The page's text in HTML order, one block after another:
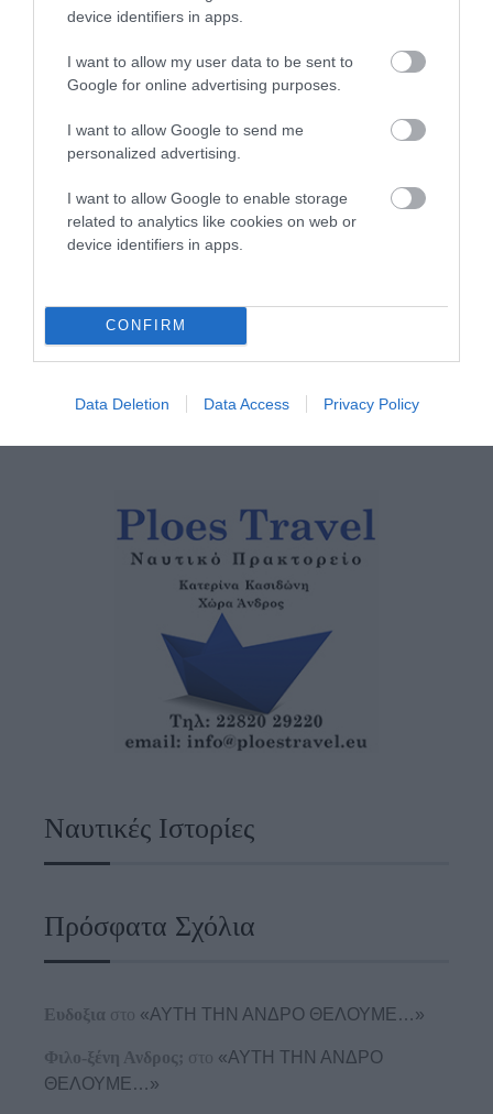
device identifiers in apps.
I want to allow my user data to be sent to
Google for online advertising purposes.
I want to allow Google to send me
personalized advertising.
I want to allow Google to enable storage
related to analytics like cookies on web or
device identifiers in apps.
CONFIRM
Data Deletion Data Access Privacy Policy
ΦΕΣΤΙΒΑΛ ΑΝΔΡΟΥ: Ένα
Μπέκετ
07/08/2026
ΤΟ ΜΕΓΑΛΥΤΕΡΟ
Του Σωτήρος στην Άρνη!…
Μια επίκαιρη ανάλυση για
το λιμάνι της Ραφήνας…
06/08/2026
Ναυτικές Ιστορίες
Πρόσφατα Σχόλια
Ευδοξια στο «ΑΥΤΗ ΤΗΝ ΑΝΔΡΟ ΘΕΛΟΥΜΕ…»
Φιλο-ξένη Ανδρος; στο «ΑΥΤΗ ΤΗΝ ΑΝΔΡΟ
ΘΕΛΟΥΜΕ…»